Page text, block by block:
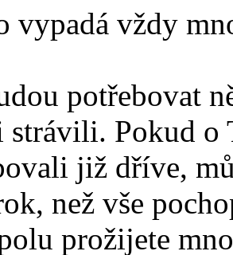
vypadá vždy
potřebovat
strávili. Pokud o
již dříve,
než vše
prožijete